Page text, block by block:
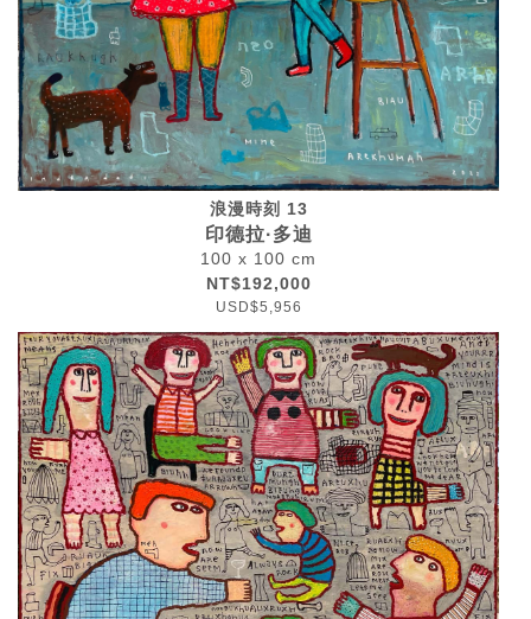
浪漫時刻 13
印德拉·多迪
100 x 100 cm
NT$192,000
USD$5,956